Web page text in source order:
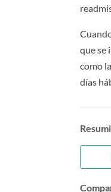
que se
como
días